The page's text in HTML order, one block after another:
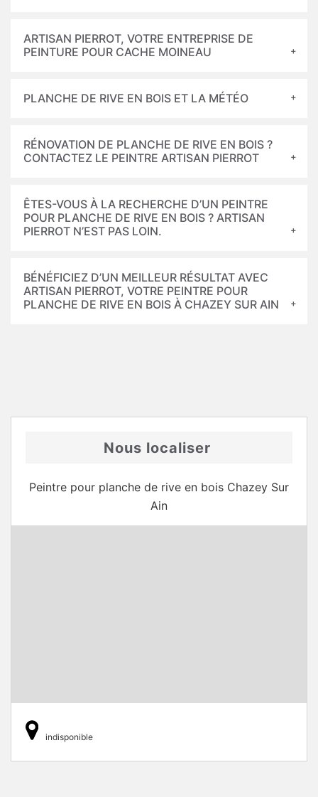
ARTISAN PIERROT, VOTRE ENTREPRISE DE
PEINTURE POUR CACHE MOINEAU
PLANCHE DE RIVE EN BOIS ET LA MÉTÉO
RÉNOVATION DE PLANCHE DE RIVE EN BOIS ?
CONTACTEZ LE PEINTRE ARTISAN PIERROT
ÊTES-VOUS À LA RECHERCHE D’UN PEINTRE
POUR PLANCHE DE RIVE EN BOIS ? ARTISAN
PIERROT N’EST PAS LOIN.
BÉNÉFICIEZ D’UN MEILLEUR RÉSULTAT AVEC
ARTISAN PIERROT, VOTRE PEINTRE POUR
PLANCHE DE RIVE EN BOIS À CHAZEY SUR AIN
Nous localiser
Peintre pour planche de rive en bois Chazey Sur
Ain
indisponible